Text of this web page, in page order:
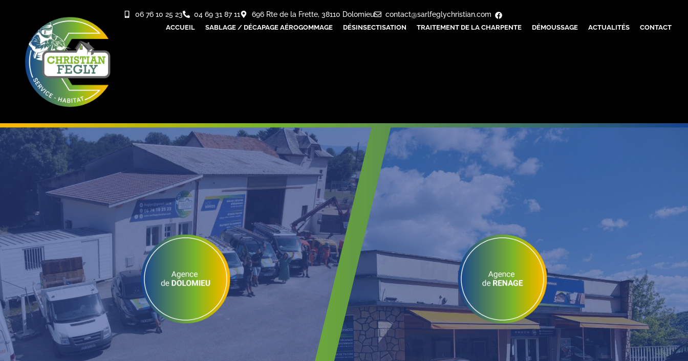
06 76 10 25 23 04 69 31 87 11 696 Rte de la Frette, 38110 Dolomieu contact@sarlfeglychristian.com
ACCUEIL SABLAGE / DÉCAPAGE AÉROGOMMAGE DÉSINSECTISATION TRAITEMENT DE LA CHARPENTE DÉMOUSSAGE ACTUALITÉS CONTACT